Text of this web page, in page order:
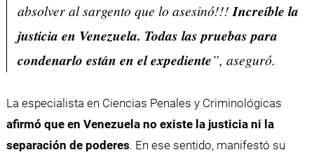
absolver al sargento que lo asesinó!!!Increíble la
justicia en Venezuela. Todas las pruebas para
condenarlo están en el expediente”, aseguró.
La especialista en Ciencias Penales y Criminológicas
afirmó que en Venezuela no existe la justicia ni la
separación de poderes. En ese sentido, manifestó su